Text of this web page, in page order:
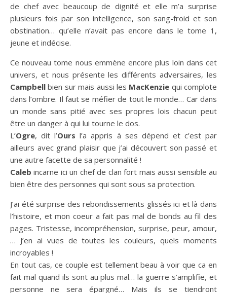
de chef avec beaucoup de dignité et elle m’a surprise
plusieurs fois par son intelligence, son sang-froid et son
obstination… qu’elle n’avait pas encore dans le tome 1,
jeune et indécise.
Ce nouveau tome nous emmène encore plus loin dans cet
univers, et nous présente les différents adversaires, les
Campbell bien sur mais aussi les MacKenzie qui complote
dans l’ombre. Il faut se méfier de tout le monde… Car dans
un monde sans pitié avec ses propres lois chacun peut
être un danger à qui lui tourne le dos.
L’Ogre, dit l’Ours l’a appris à ses dépend et c’est par
ailleurs avec grand plaisir que j’ai découvert son passé et
une autre facette de sa personnalité !
Caleb incarne ici un chef de clan fort mais aussi sensible au
bien être des personnes qui sont sous sa protection.
J’ai été surprise des rebondissements glissés ici et là dans
l’histoire, et mon coeur a fait pas mal de bonds au fil des
pages. Tristesse, incompréhension, surprise, peur, amour,
… J’en ai vues de toutes les couleurs, quels moments
incroyables !
En tout cas, ce couple est tellement beau à voir que ca en
fait mal quand ils sont au plus mal… la guerre s’amplifie, et
personne ne sera épargné… Mais ils se tiendront